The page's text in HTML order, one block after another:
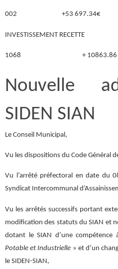
002 +53 697.34€
INVESTISSEMENT RECETTE
1068 + 10863.86
Nouvelle
SIDEN SIAN
Le Conseil Municipal,
Vu les dispositions du Code Général
Vu l’arrêté préfectoral en date du
Syndicat Intercommunal
Vu les arrêtés successifs portant
modification des statuts du SIAN et
dotant le SIAN d’une compétence
Potable et Industrielle » et d’un
le SIDEN-SIAN,